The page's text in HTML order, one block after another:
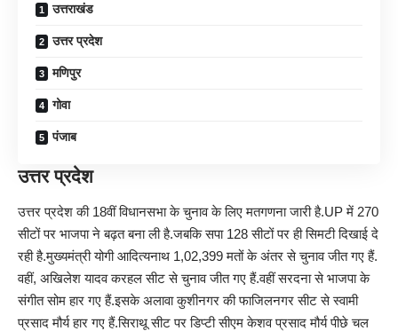
उत्तराखंड
उत्तर प्रदेश
मणिपुर
गोवा
पंजाब
उत्तर प्रदेश
उत्तर प्रदेश की 18वीं विधानसभा के चुनाव के लिए मतगणना जारी है.UP में 270
सीटों पर भाजपा ने बढ़त बना ली है.जबकि सपा 128 सीटों पर ही सिमटी दिखाई दे
रही है.मुख्यमंत्री योगी आदित्यनाथ 1,02,399 मतों के अंतर से चुनाव जीत गए हैं.
वहीं, अखिलेश यादव करहल सीट से चुनाव जीत गए हैं.वहीं सरदना से भाजपा के
संगीत सोम हार गए हैं.इसके अलावा कुशीनगर की फाजिलनगर सीट से स्वामी
प्रसाद मौर्य हार गए हैं.सिराथू सीट पर डिप्टी सीएम केशव प्रसाद मौर्य पीछे चल